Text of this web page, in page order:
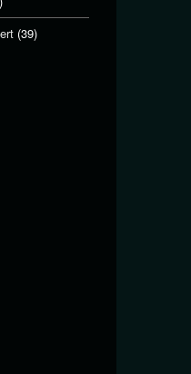
(39)